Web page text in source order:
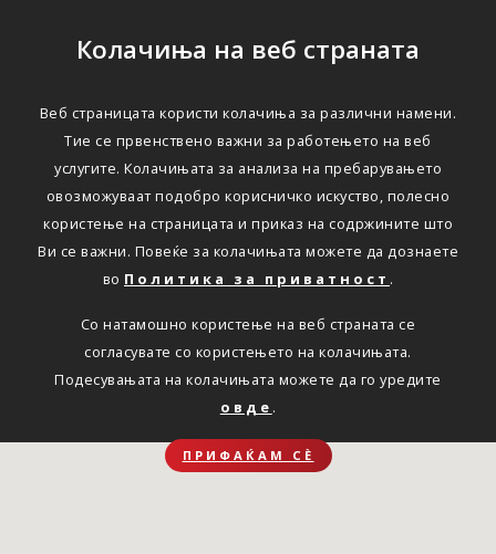
Колачиња на веб страната
Веб страницата користи колачиња за различни намени.
Тие се првенствено важни за работењето на веб
услугите. Колачињата за анализа на пребарувањето
овозможуваат подобро корисничко искуство, полесно
користење на страницата и приказ на содржините што
Ви се важни. Повеќе за колачињата можете да дознаете
во Политика за приватност .
Со натамошно користење на веб страната се
согласувате со користењето на колачињата.
Подесувањата на колачињата можете да го уредите
овде .
ПРИФАЌАМ СЀ